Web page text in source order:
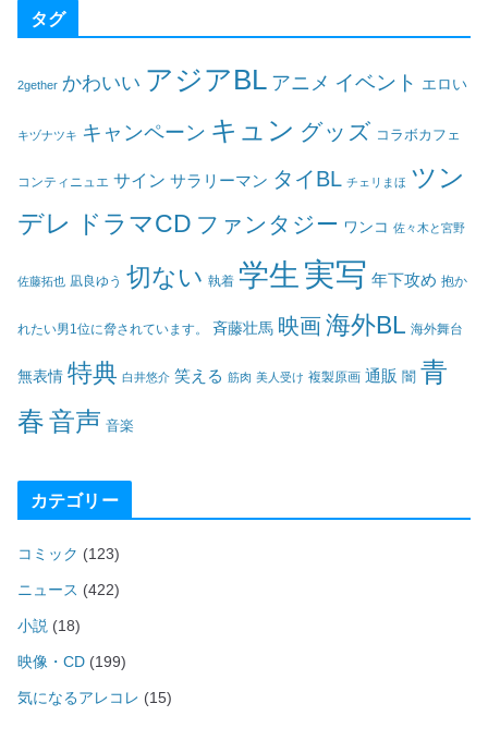
タグ
2gether かわいい アジアBL アニメ イベント エロい
キヅナツキ キャンペーン キュン グッズ コラボカフェ
コンティニュエ サイン サラリーマン タイBL チェリまほ ツン
デレ ドラマCD ファンタジー ワンコ 佐々木と宮野
佐藤拓也 凪良ゆう 切ない 執着 学生 実写 年下攻め 抱か
れたい男1位に脅されています。 斉藤壮馬 映画海外BL 海外舞台
無表情 特典 白井悠介 笑える 筋肉 美人受け 複製原画 通販 闇 青
春音声 音楽
カテゴリー
コミック (123)
ニュース (422)
小説 (18)
映像・CD (199)
気になるアレコレ (15)